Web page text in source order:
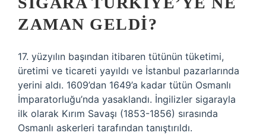
ZAMAN GELDI?
17. yüzyılın başından itibaren tütünün tüketimi,
üretimi ve ticareti yayıldı ve İstanbul pazarlarında
yerini aldı. 1609’dan 1649’a kadar tütün Osmanlı
İmparatorluğu’nda yasaklandı. İngilizler sigarayla
ilk olarak Kırım Savaşı (1853-1856) sırasında
Osmanlı askerleri tarafından tanıştırıldı.